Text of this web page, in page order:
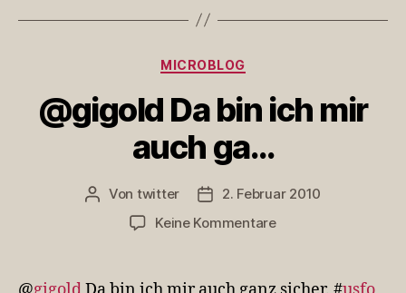
Kategorien
MICROBLOG
@gigold Da bin ich mir
auch ga…
Beitragsautor
Von twitter Veröffentlichungsdatum
2. Februar 2010
Keine Kommentarezu
bin